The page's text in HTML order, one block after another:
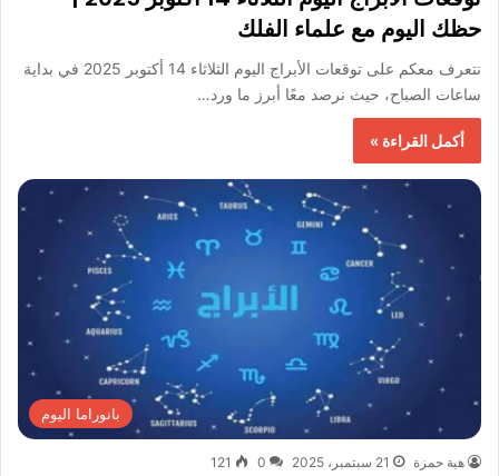
حظك اليوم مع علماء الفلك
نتعرف معكم على توقعات الأبراج اليوم الثلاثاء 14 أكتوبر 2025 في بداية
ساعات الصباح، حيث نرصد معًا أبرز ما ورد…
أكمل القراءة »
بانوراما اليوم
هبة حمزة 21 سبتمبر، 2025 0
121